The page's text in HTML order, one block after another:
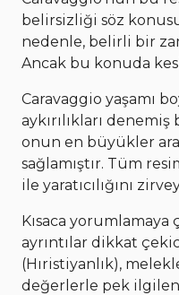
belirsizliği söz
nedenle, belirli bir
Ancak bu konuda
Caravaggio yaşamı
aykırılıkları denemiş
onun en büyükler
sağlamıştır. Tüm
ile yaratıcılığını
Kısaca yorumlamaya
ayrıntılar dikkat
(Hıristiyanlık),
değerlerle pek